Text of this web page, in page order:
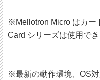
※Mellotron Micro はカー
Card シリーズは使用で
※最新の動作環境、OS